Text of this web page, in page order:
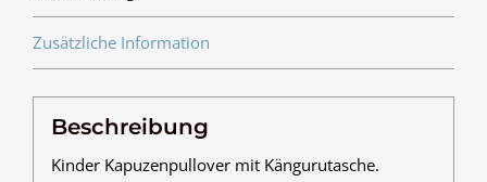
Zusätzliche Information
Beschreibung
Kinder Kapuzenpullover mit Kängurutasche.